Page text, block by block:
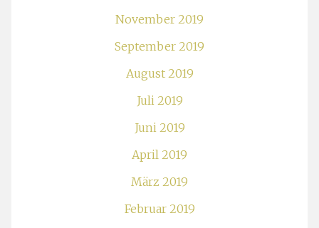
November 2019
September 2019
August 2019
Juli 2019
Juni 2019
April 2019
März 2019
Februar 2019